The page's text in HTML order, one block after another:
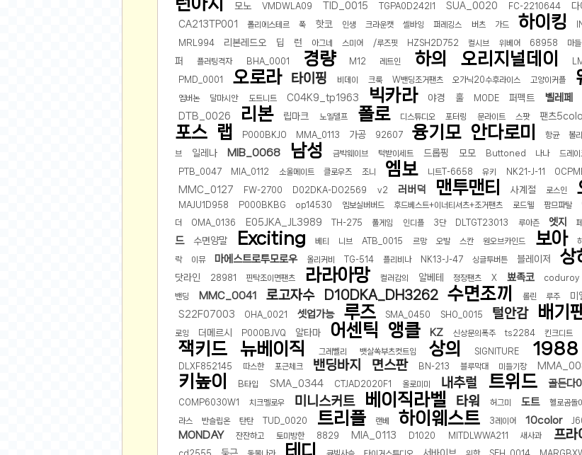
스키&보드
스쿠버 다이빙
윈드서핑&서핑
연예인
해외 가수
해외 배우
네일아트
다이어트
모노 VMDWLA09 TID_0015 TGPA0D242I1 SUA_0020 FC-2210644
CA213TP001 폴리에스테르 쭉 핫코 인생 크라운캣 셀바잉 퍼레깅스 버츠 가드 하이킹
MRL994 리본레드오 딥 런 아그네 스미어 /루즈핏 HZSH2D752 컬시브 위베어 68958 마
퍼
플러팅격자 BHA_0001 경량 M12 레트인 하의 오리지널데이
PMD_0001 오로라 타이핑 비데이 크룩 W밴딩조거팬츠 오가닉20수후라이스 고양이커플
엠버논 달마시안 도트니트 C04K9_tp1963 빅카라 야경 훌 MODE 퍼펙트 벨레페
DTB_0026 리본 립마크 노엘델프 폴로 디스튜디오 포터링 문라이트 스팟 팬츠
포스 랩 P000BKJO MMA_0113 가공 92607 융기모 안다로미 항균 볼
브 일레나 MIB_0068 남성 금박웨이브 턱받이세트 드롭핑 모모 Buttoned 나나 드레이
PTB_0047 MIA_0112 소울메이트 클로우즈 조니 엠보 니트T-6658 유키 NK21-J-11
MMC_0127 FW-2700 D02DKA-DO2569 v2 러버덕 맨투맨티 사계절 로스인
MAJU1D958 P000BKBG op14530 엠보실버버드 후드베스트+이너티셔츠+조거팬츠 로드웰 팜므파탈
더 OMA_0136 E05JKA_JL3989 TH-275 풀게임 인디플 3단 DLTGT23013 루아즌 엣지
드
수면양말 Exciting 베티 니브 ATB_0015 르망 오발 스칸 원오브카인드 보아
락 이뮤 마에스트로투모로우 올리커비 TG-514 플리비나 NK13-J-47 싱글투버튼 블레이저 상
닷라인
28981 핀탁조이면팬츠 라라아망 컬러감의 알베테 정장팬츠 X 뾰족코 coduroy
밴딩 MMC_0041 로고자수 D10DKA_DH3262 수면조끼 롤린 루주 미
S22F07003
OHA_0021 셋업가능 루즈 SMA_0450 SHO_0015 털안감 배기
로잉 더메르시 P000BJVQ 알타마 어센틱 앵클 KZ 신상문의폭주 ts2284 킨크디트
잭키드 뉴베이직 그레벨리 뱃살쏙부츠컷트임 상의 SIGNITURE 1988
DLXF852145
따스한 포근체크 밴딩바지 면스판 BN-213 블루막대 미들기장
키높이 B타입 SMA_0344 CTJAD2020F1 올로미미 내추럴 트위드 골든다
COMP6030W1 치크멜로우 미니스커트 베이직라벨 타워 허그미 도트 헬로곰돌이
라스 반슬립온 탄탄 TUD_0020 트리플 랜베 하이웨스트 3레이어 10color
MONDAY 잔잔하고 토미방한 8829 MIA_0113 D1020 MITDLWWA211 새사과 프라
둥근 테디 서바이브